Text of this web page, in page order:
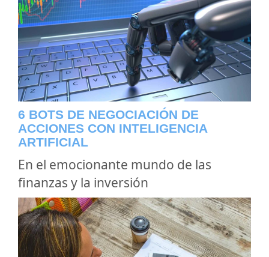
6 BOTS DE NEGOCIACIÓN DE
ACCIONES CON INTELIGENCIA
ARTIFICIAL
En el emocionante mundo de las
finanzas y la inversión